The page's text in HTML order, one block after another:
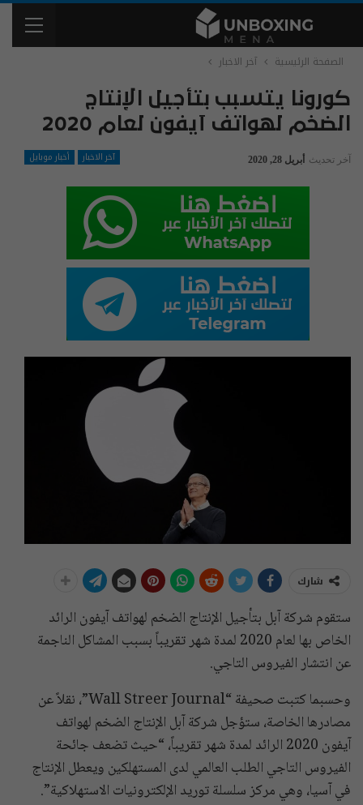
الصفحة الرئيسية آخر الاخبار
كورونا يتسبب بتأجيل الإنتاج
الضخم لهواتف آيفون لعام 2020
آخر الاخبار أخبار موبايل آخر تحديث أبريل 28, 2020
شارك
ستقوم شركة آبل بتأجيل الإنتاج الضخم لهواتف آيفون الرائد
الخاص بها لعام 2020 لمدة شهر تقريباً بسبب المشاكل الناجمة
عن انتشار الفيروس التاجي.
وحسبما كتبت صحيفة “Wall Streer Journal”، نقلاً عن
مصادرها الخاصة، ستؤجل شركة آبل الإنتاج الضخم لهواتف
آيفون 2020 الرائد لمدة شهر تقريباً، “حيث تضعف جائحة
الفيروس التاجي الطلب العالمي لدى المستهلكين ويعطل الإنتاج
في آسيا، وهي مركز سلسلة توريد الإلكترونيات الاستهلاكية”.